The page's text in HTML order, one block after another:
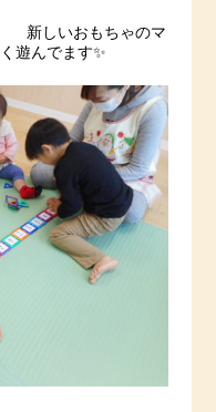
新しいおもちゃのマ
遊んでます✨